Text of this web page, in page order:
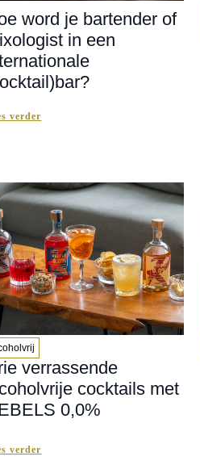
word je bartender of
in een
verder
verrassende
cocktails met
0,0%
verder